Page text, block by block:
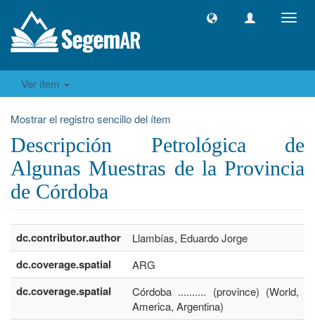
Ver ítem
Mostrar el registro sencillo del ítem
Descripción Petrológica de
Algunas Muestras de la Provincia
de Córdoba
dc.contributor.author Llambías, Eduardo Jorge
dc.coverage.spatial ARG
dc.coverage.spatial
Córdoba .......... (province) (World,
America, Argentina)